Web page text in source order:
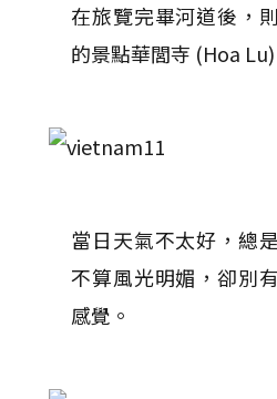
在旅覽完畢河道後，
的景點華閭寺 (Hoa Lu)
當日天氣不太好，總
不算風光明媚，卻別
感覺。